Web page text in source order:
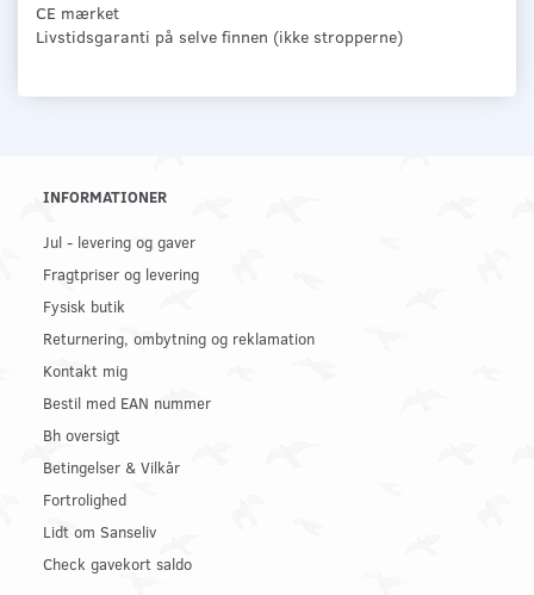
CE mærket
Livstidsgaranti på selve finnen (ikke stropperne)
INFORMATIONER
Jul - levering og gaver
Fragtpriser og levering
Fysisk butik
Returnering, ombytning og reklamation
Kontakt mig
Bestil med EAN nummer
Bh oversigt
Betingelser & Vilkår
Fortrolighed
Lidt om Sanseliv
Check gavekort saldo